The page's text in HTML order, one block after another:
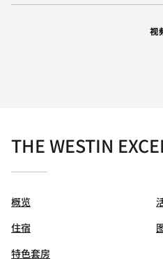
视
THE WESTIN
概览
住宿
特色套房